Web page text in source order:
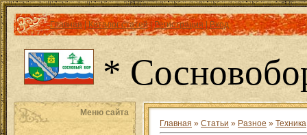
Главная|Каталог статей|Регистрация |Вход
*
Меню сайта
Главная » Статьи » Разное » Техника